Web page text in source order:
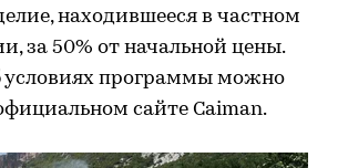
находившееся в частном
за 50% от начальной цены.
условиях программы можно
сайте Caiman.